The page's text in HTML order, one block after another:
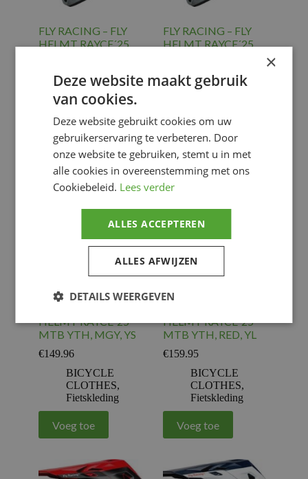
FLY RACING – FLY
HELMT RAYCE´25
149.96
BICYCLE
CLOTHES,
Fietskleding
Voeg toe
FLY RACING – FLY
HELMT RAYCE´25
€ 149.96
Fietskleding
HELMT RAYCE´25
MTB YTH, MGY, YS
€149.96
BICYCLE
CLOTHES,
Fietskleding
Voeg toe
HELMT RAYCE´25
MTB YTH, RED, YL
€159.95
BICYCLE
CLOTHES,
Fietskleding
Voeg toe
×
Deze website maakt gebruik
van cookies.
Deze website gebruikt cookies om uw
gebruikerservaring te verbeteren. Door
onze website te gebruiken, stemt u in met
alle cookies in overeenstemming met ons
Cookiebeleid. Lees verder
ALLES ACCEPTEREN
ALLES AFWIJZEN
DETAILS WEERGEVEN